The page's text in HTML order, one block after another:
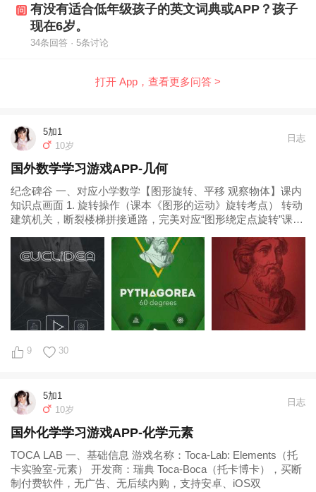
有没有适合低年级孩子的英文词典或APP？孩子
现在6岁。
34条回答 · 5条讨论
打开 App，查看更多问答 >
5加1
10岁
日志
国外数学学习游戏APP-几何
纪念碑谷 一、对应小学数学【图形旋转、平移 观察物体】课内
知识点画面 1. 旋转操作（课本《图形的运动》旋转考点） 转动
建筑机关，断裂楼梯拼接通路，完美对应“图形绕定点旋转”课内
9 30
5加1
10岁
日志
国外化学学习游戏APP-化学元素
TOCA LAB 一、基础信息 游戏名称：Toca‑Lab: Elements（托
卡实验室‑元素） 开发商：瑞典 Toca‑Boca（托卡博卡），买断
制付费软件，无广告、无后续内购，支持安卓、iOS双